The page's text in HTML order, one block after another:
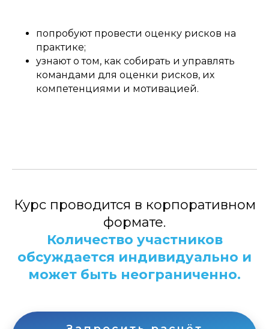
попробуют провести оценку рисков на
практике;
узнают о том, как собирать и управлять
командами для оценки рисков, их
компетенциями и мотивацией.
Курс проводится в корпоративном
формате.
Количество участников
обсуждается индивидуально и
может быть неограниченно.